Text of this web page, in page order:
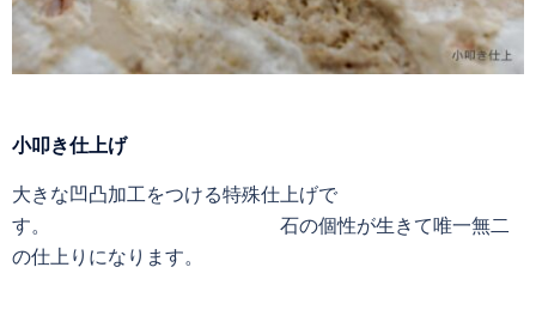
小叩き仕上げ
大きな凹凸加工をつける特殊仕上げで
す。 石の個性が生きて唯一無二
の仕上りになります。